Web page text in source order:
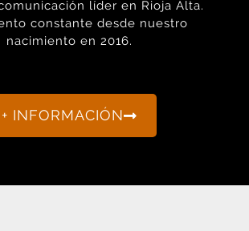
líder en Rioja Alta.
constante desde nuestro
nacimiento en 2016.
+ INFORMACIÓN